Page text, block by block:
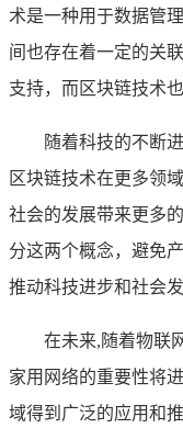
术是一种用于数据管
间也存在着一定的关
支持，而区块链技术
随着科技的不断
区块链技术在更多领
社会的发展带来更多
分这两个概念，避免
推动科技进步和社会发
在未来,随着物联
家用网络的重要性将
域得到广泛的应用和